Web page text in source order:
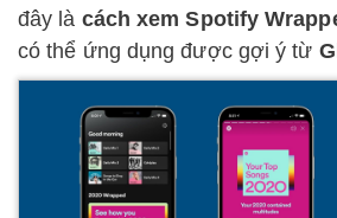
đây là cách xem Spotify
có thể ứng dụng được gợi ý từ